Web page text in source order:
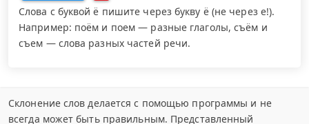
Слова с буквой ё пишите через букву ё (не через е!).
Например: поём и поем — разные глаголы, съём и
съем — слова разных частей речи.
Склонение слов делается с помощью программы и не
всегда может быть правильным. Представленный